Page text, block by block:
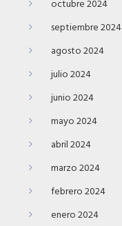
octubre 2024
septiembre 2024
agosto 2024
julio 2024
junio 2024
mayo 2024
abril 2024
marzo 2024
febrero 2024
enero 2024